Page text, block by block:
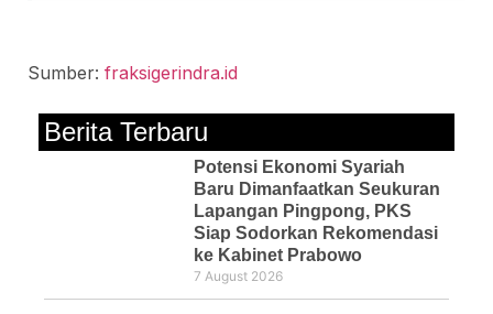
Sumber: fraksigerindra.id
Berita Terbaru
Potensi Ekonomi Syariah
Baru Dimanfaatkan Seukuran
Lapangan Pingpong, PKS
Siap Sodorkan Rekomendasi
ke Kabinet Prabowo
7 August 2026